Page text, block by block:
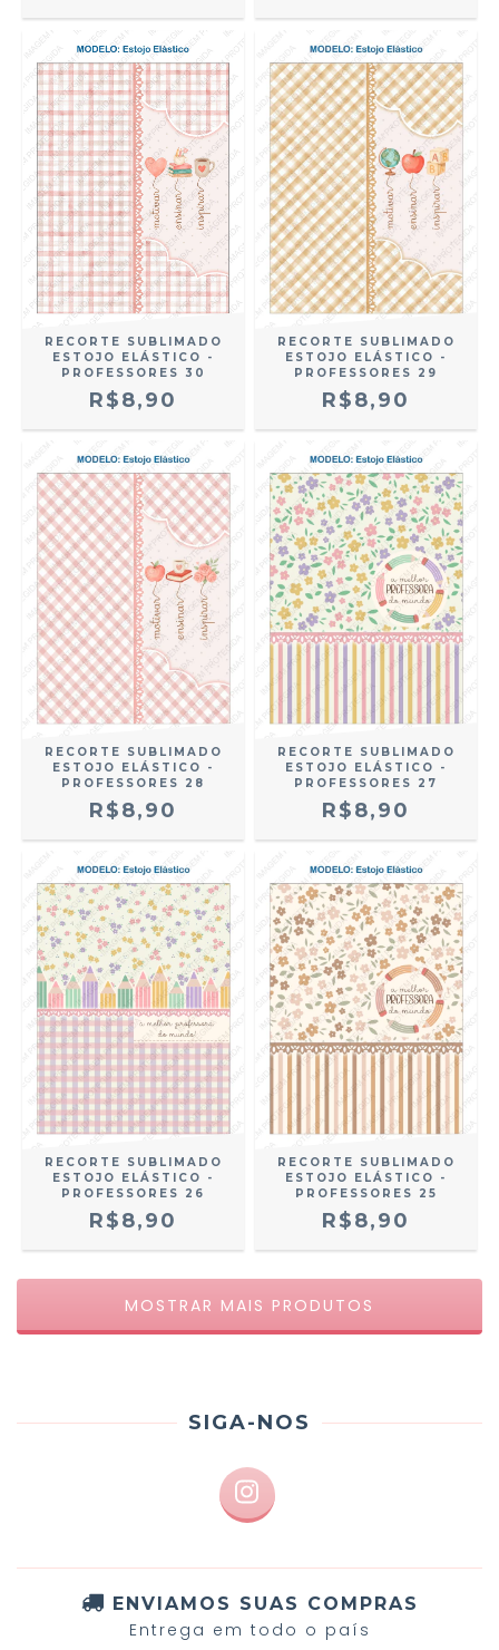
RECORTE SUBLIMADO
ESTOJO ELÁSTICO -
PROFESSORES 30
R$8,90
RECORTE SUBLIMADO
ESTOJO ELÁSTICO -
PROFESSORES 29
R$8,90
RECORTE SUBLIMADO
ESTOJO ELÁSTICO -
PROFESSORES 28
R$8,90
RECORTE SUBLIMADO
ESTOJO ELÁSTICO -
PROFESSORES 27
R$8,90
RECORTE SUBLIMADO
ESTOJO ELÁSTICO -
PROFESSORES 26
R$8,90
RECORTE SUBLIMADO
ESTOJO ELÁSTICO -
PROFESSORES 25
R$8,90
MOSTRAR MAIS PRODUTOS
SIGA-NOS
ENVIAMOS SUAS COMPRAS
Entrega em todo o país